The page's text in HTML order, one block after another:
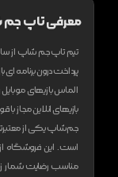
معرفی تاپ
پرداخت درون برنامه ای
الماس بازیهای
بازیهای انلاین مجاز
جم شاپ یکی از
است. این فروشگاه از
مناسب رضایت شمار